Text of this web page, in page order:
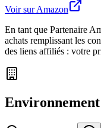
Voir sur Amazon
En tant que Partenaire
achats remplissant les
des liens affiliés : votre
Environnement